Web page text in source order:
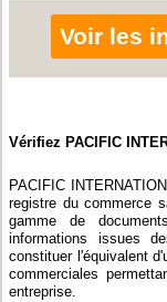
Voir les
Vérifiez PACIFIC
PACIFIC
registre du commerce
gamme de
informations issues
constituer l'équivalent
commerciales
entreprise.